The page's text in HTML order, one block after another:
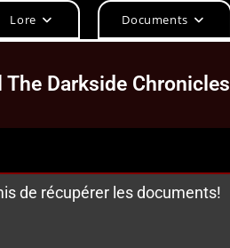
Lore Documents
Darkside Chronicles
de récupérer les documents!